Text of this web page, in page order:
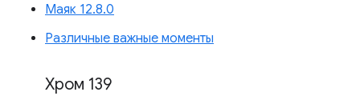
Маяк 12.8.0
Различные важные моменты
Хром 139